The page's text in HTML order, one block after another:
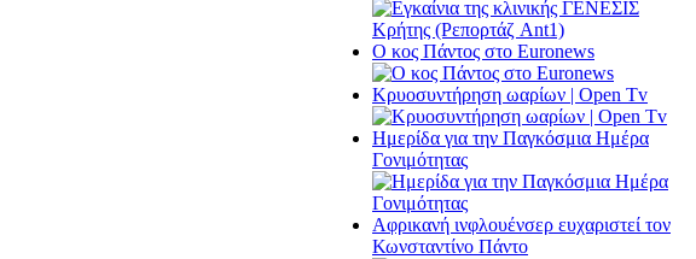
Ο κος Πάντος στο Euronews
Κρυοσυντήρηση ωαρίων | Open Tv
Ημερίδα για την Παγκόσμια Ημέρα
Γονιμότητας
Αφρικανή ινφλουένσερ ευχαριστεί τον
Κωνσταντίνο Πάντο